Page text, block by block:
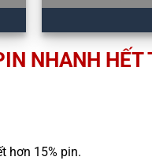
NHANH HẾT
hơn 15% pin.